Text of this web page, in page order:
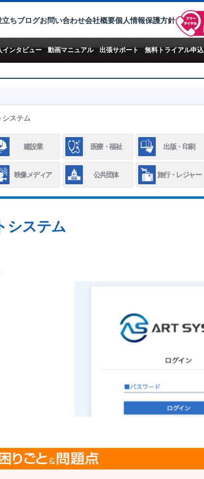
立ちブログお問い合わせ会社概要個人情報保護方針
インタビュー 動画マニュアル 出張サポート 無料トライアル申込
システム
建設業 医療・福祉 出版・印刷
映像メディア 公共団体 旅行・レジャー
システム